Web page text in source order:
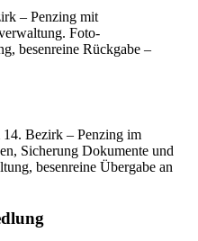
– Penzing mit
Foto-
besenreine Rückgabe –
Bezirk – Penzing im
Sicherung Dokumente und
besenreine Übergabe an